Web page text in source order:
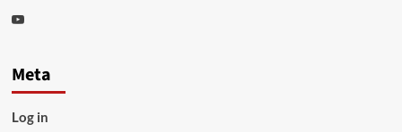
Youtube
Meta
Log in